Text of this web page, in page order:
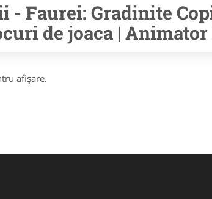
- Faurei: Gradinite
de joaca |
afişare.